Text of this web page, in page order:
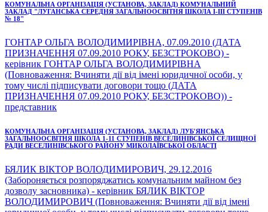
КОМУНАЛЬНА ОРГАНІЗАЦІЯ (УСТАНОВА, ЗАКЛАД) КОМУНАЛЬНИЙ
ЗАКЛАД "ЛУГАНСЬКА СЕРЕДНЯ ЗАГАЛЬНООСВІТНЯ ШКОЛА І-ІІІ СТУПЕНІВ
№ 18"
ГОНТАР ОЛЬГА ВОЛОДИМИРІВНА, 07.09.2010 (ДАТА
ПРИЗНАЧЕННЯ 07.09.2010 РОКУ, БЕЗСТРОКОВО) -
керівник ГОНТАР ОЛЬГА ВОЛОДИМИРІВНА
(Повноваження: Вчиняти дії від імені юридичної особи, у
тому числі підписувати договори тощо (ДАТА
ПРИЗНАЧЕННЯ 07.09.2010 РОКУ, БЕЗСТРОКОВО)) -
представник
КОМУНАЛЬНА ОРГАНІЗАЦІЯ (УСТАНОВА, ЗАКЛАД) ЛУБ'ЯНСЬКА
ЗАГАЛЬНООСВІТНЯ ШКОЛА 1-11 СТУПЕНІВ ВЕСЕЛИНІВСЬКОЇ СЕЛИЩНОЇ
РАДИ ВЕСЕЛИНІВСЬКОГО РАЙОНУ МИКОЛАЇВСЬКОЇ ОБЛАСТІ
БЯЛИК ВІКТОР ВОЛОДИМИРОВИЧ, 29.12.2016
(Забороняється розпоряджатись комунальним майном без
дозволу засновника) - керівник БЯЛИК ВІКТОР
ВОЛОДИМИРОВИЧ (Повноваження: Вчиняти дії від імені